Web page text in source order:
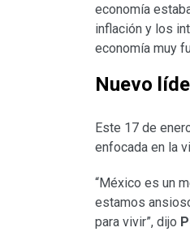
economía
inflación y los
economía muy
Nuevo
Este 17 de
enfocada en la
“México es un
estamos
para vivir”, dijo